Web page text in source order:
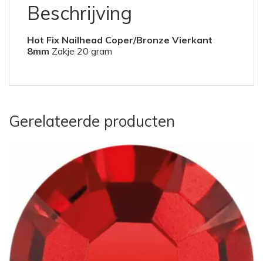
Beschrijving
Hot Fix Nailhead Coper/Bronze Vierkant
8mm Zakje 20 gram
Gerelateerde producten